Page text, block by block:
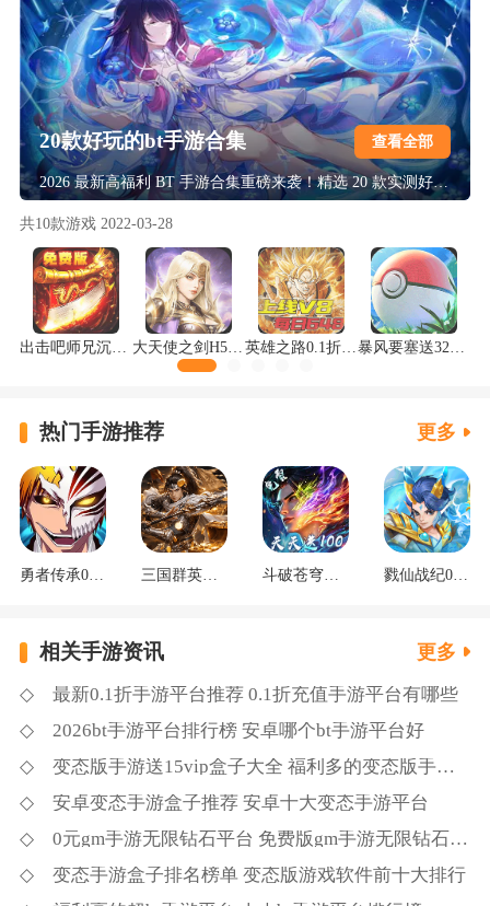
20款好玩的bt手游合集 查看全部
2026 最新高福利 BT 手游合集重磅来袭！精选 20 款实测好玩的爆款佳作，覆盖仙侠、传奇、卡牌、魔幻等热门题材，福利直接拉满！上线即送满 VIP、万元真充与海量资源，0.1 折充值 + 挂机刷充黑科技，高爆率掉神装，零氪也能轻松霸服，多样玩法不重样，解锁极致手游爽玩体验！
共10款游戏 2022-03-28
出击吧师兄沉默神器免费版 大天使之剑H5打金版
热门手游推荐 更多
勇者传承0.1折死神觉醒 三国群英传：鸿鹄霸业掘金版 斗破苍穹：三年之约3.5折免费版 戮仙战纪0.05折新篇章
相关手游资讯 更多
最新0.1折手游平台推荐 0.1折充值手游平台有哪些
2026bt手游平台排行榜 安卓哪个bt手游平台好
变态版手游送15vip盒子大全 福利多的变态版手游盒子推荐
安卓变态手游盒子推荐 安卓十大变态手游平台
0元gm手游无限钻石平台 免费版gm手游无限钻石平台
变态手游盒子排名榜单 变态版游戏软件前十大排行